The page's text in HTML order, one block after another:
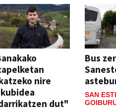
nire
dut"
Bus
SAN